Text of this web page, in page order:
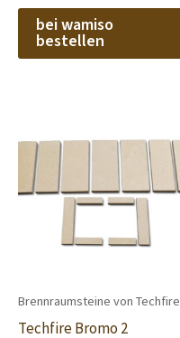
bei wamiso
bestellen
Brennraumsteine von Techfire
Techfire Bromo 2